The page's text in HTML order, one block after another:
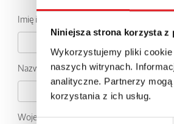
Niniejsza strona korzysta z
Wykorzystujemy pliki
naszych witrynach.
analityczne. Partnerzy
korzystania z ich usług.
Imię i nazwisko: *
Nazwa firmy:
Województwo: